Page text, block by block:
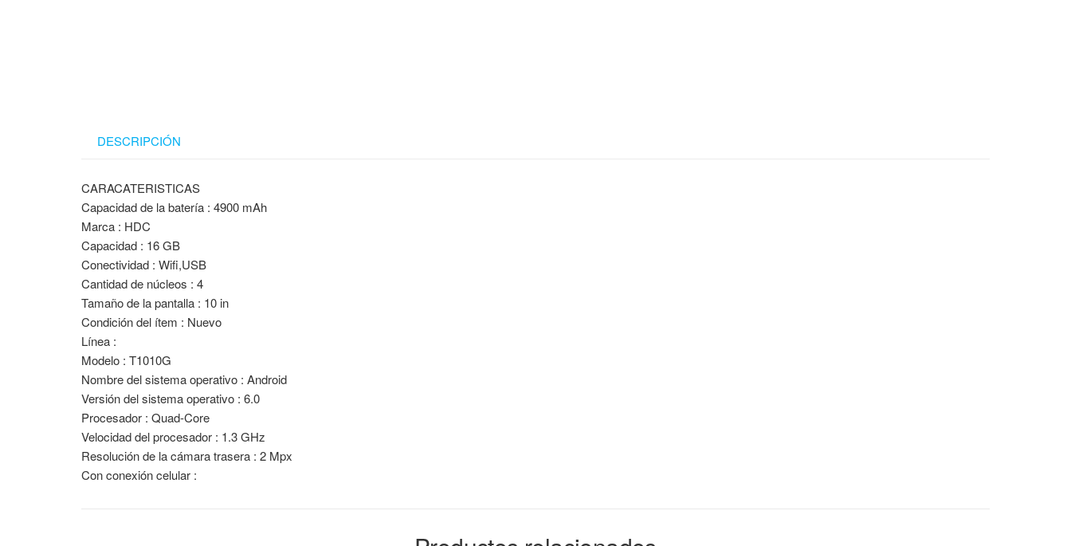
DESCRIPCIÓN
CARACATERISTICAS
Capacidad de la batería : 4900 mAh
Marca : HDC
Capacidad : 16 GB
Conectividad : Wifi,USB
Cantidad de núcleos : 4
Tamaño de la pantalla : 10 in
Condición del ítem : Nuevo
Línea :
Modelo : T1010G
Nombre del sistema operativo : Android
Versión del sistema operativo : 6.0
Procesador : Quad-Core
Velocidad del procesador : 1.3 GHz
Resolución de la cámara trasera : 2 Mpx
Con conexión celular :